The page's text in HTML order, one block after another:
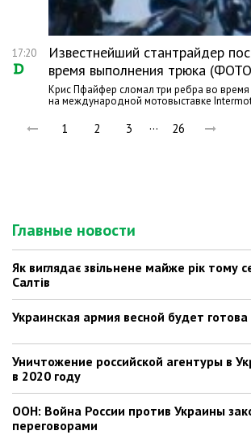
17:20
Известнейший стантрайдер
время выполнения трюка
Крис Пфайфер сломал три ребра во время
на международной мотовыставке
1 2 3 … 26
Главные новости
Як виглядає звільнене майже рік тому
Салтів
Украинская армия весной будет
Уничтожение российской агентуры в
в 2020 году
ООН: Война России против Украины
переговорами